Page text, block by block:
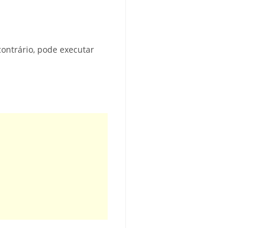
pode executar